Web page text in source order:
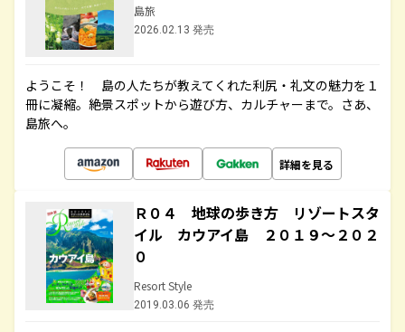
島旅
2026.02.13 発売
ようこそ！ 島の人たちが教えてくれた利尻・礼文の魅力を１
冊に凝縮。絶景スポットから遊び方、カルチャーまで。さあ、
島旅へ。
詳細を見る
Ｒ０４ 地球の歩き方 リゾートスタ
イル カウアイ島 ２０１９～２０２
０
Resort Style
2019.03.06 発売